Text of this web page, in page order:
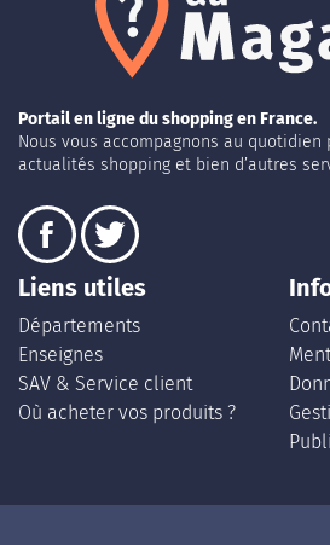
Portail en ligne du shopping en France.
Nous vous accompagnons au quotidien
actualités shopping et bien d’autres
Liens utiles
Départements
Enseignes
SAV & Service client
Où acheter vos produits ?